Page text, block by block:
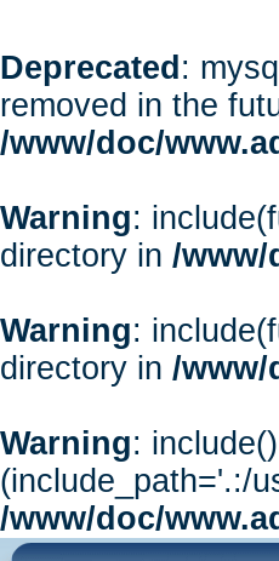
Deprecated :
removed in the
/www/doc/
Warning:
directory in /www/
Warning:
directory in /www/
Warning:
(include_path='.:/
/www/doc/